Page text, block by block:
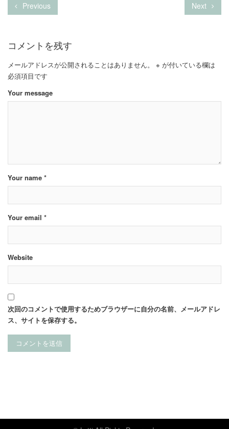
Previous Next
コメントを残す
メールアドレスが公開されることはありません。 ※ が付いている欄は
必須項目です
Your message
Your name *
Your email *
Website
次回のコメントで使用するためブラウザーに自分の名前、メールアドレ
ス、サイトを保存する。